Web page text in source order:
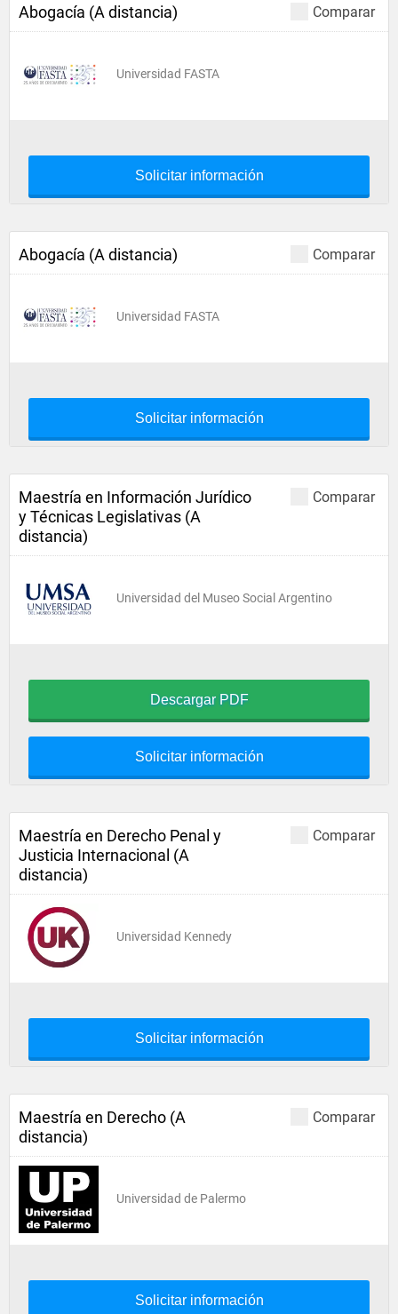
Comparar
Abogacía (A distancia)
Universidad FASTA
Solicitar información
Comparar
Abogacía (A distancia)
Universidad FASTA
Solicitar información
Comparar
Maestría en Información Jurídico
y Técnicas Legislativas (A
distancia)
Universidad del Museo Social Argentino
Descargar PDF
Solicitar información
Comparar
Maestría en Derecho Penal y
Justicia Internacional (A
distancia)
Universidad Kennedy
Solicitar información
Comparar
Maestría en Derecho (A
distancia)
Universidad de Palermo
Solicitar información